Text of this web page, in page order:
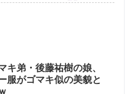
キ弟・後藤祐樹の娘、
服がゴマキ似の美貌と